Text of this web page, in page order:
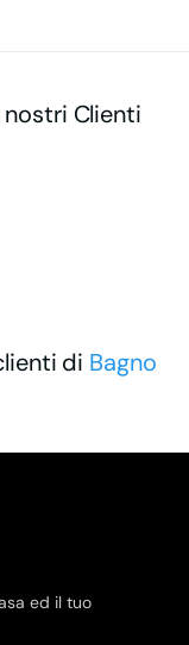
Clienti
di Bagno
ed il tuo